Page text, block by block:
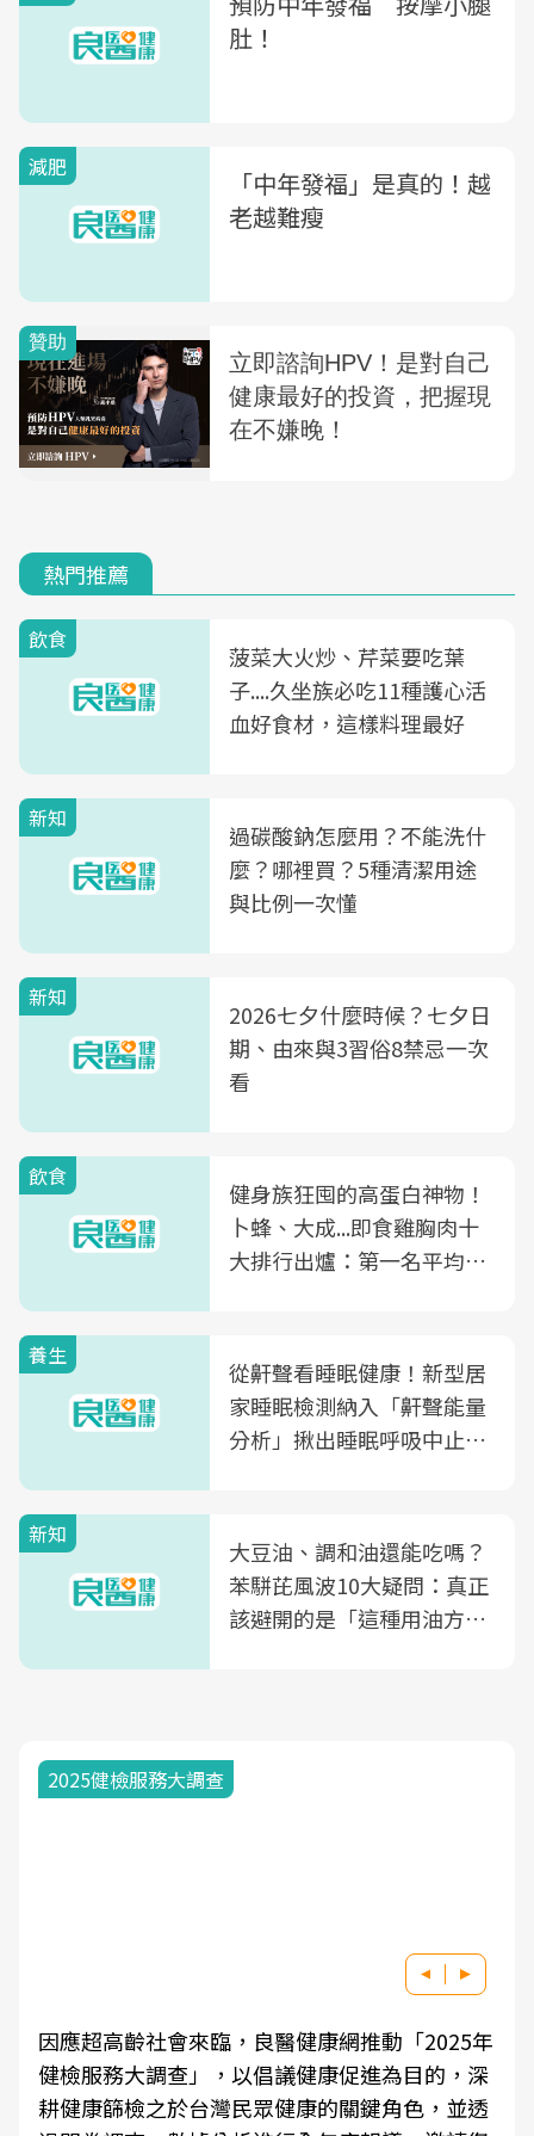
肚！
減肥
「中年發福」是真的！越
老越難瘦
熱門推薦
飲食
菠菜大火炒、芹菜要吃葉
子....久坐族必吃11種護心活
血好食材，這樣料理最好
新知
過碳酸鈉怎麼用？不能洗什
麼？哪裡買？5種清潔用途
與比例一次懂
新知
2026七夕什麼時候？七夕日
期、由來與3習俗8禁忌一次
看
飲食
健身族狂囤的高蛋白神物！
卜蜂、大成...即食雞胸肉十
大排行出爐：第一名平均一
養生
從鼾聲看睡眠健康！新型居
家睡眠檢測納入「鼾聲能量
分析」揪出睡眠呼吸中止症
新知
大豆油、調和油還能吃嗎？
苯駢芘風波10大疑問：真正
該避開的是「這種用油方
2025健檢服務大調查
因應超高齡社會來臨，良醫健康網推動「2025年
健檢服務大調查」，以倡議健康促進為目的，深
耕健康篩檢之於台灣民眾健康的關鍵角色，並透